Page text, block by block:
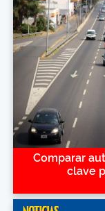
Comparar
clave